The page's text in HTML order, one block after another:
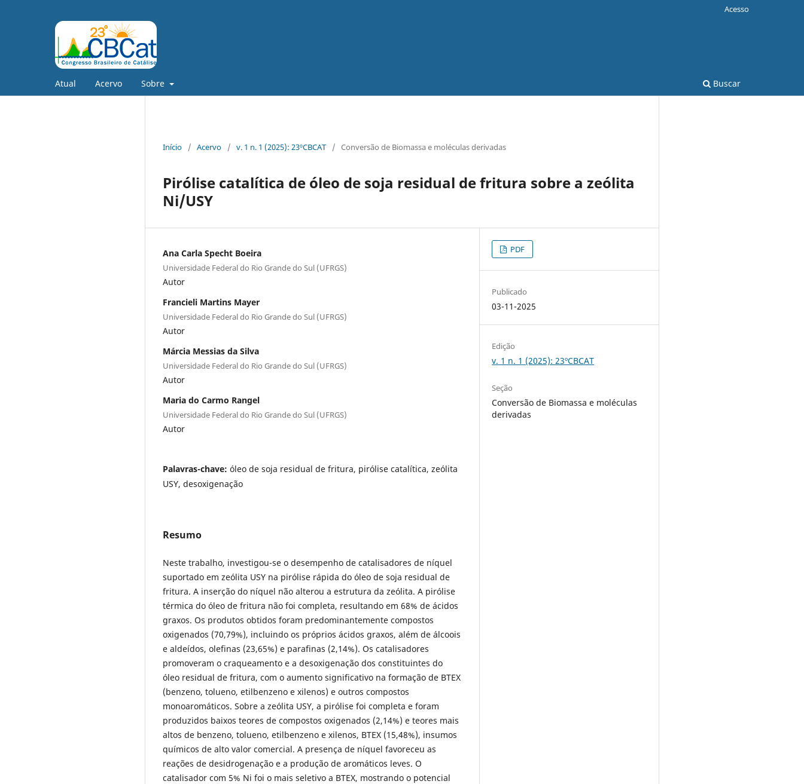
Atual Acervo Sobre Buscar
Acesso
Início / Acervo / v. 1 n. 1 (2025): 23ºCBCAT / Conversão de Biomassa e moléculas derivadas
Pirólise catalítica de óleo de soja residual de fritura sobre a zeólita
Ni/USY
Ana Carla Specht Boeira
Universidade Federal do Rio Grande do Sul (UFRGS)
Autor
Francieli Martins Mayer
Universidade Federal do Rio Grande do Sul (UFRGS)
Autor
Márcia Messias da Silva
Universidade Federal do Rio Grande do Sul (UFRGS)
Autor
Maria do Carmo Rangel
Universidade Federal do Rio Grande do Sul (UFRGS)
Autor
Palavras-chave: óleo de soja residual de fritura, pirólise catalítica, zeólita
USY, desoxigenação
Resumo
Neste trabalho, investigou-se o desempenho de catalisadores de níquel
suportado em zeólita USY na pirólise rápida do óleo de soja residual de
fritura. A inserção do níquel não alterou a estrutura da zeólita. A pirólise
térmica do óleo de fritura não foi completa, resultando em 68% de ácidos
graxos. Os produtos obtidos foram predominantemente compostos
oxigenados (70,79%), incluindo os próprios ácidos graxos, além de álcoois
e aldeídos, olefinas (23,65%) e parafinas (2,14%). Os catalisadores
promoveram o craqueamento e a desoxigenação dos constituintes do
óleo residual de fritura, com o aumento significativo na formação de BTEX
(benzeno, tolueno, etilbenzeno e xilenos) e outros compostos
monoaromáticos. Sobre a zeólita USY, a pirólise foi completa e foram
produzidos baixos teores de compostos oxigenados (2,14%) e teores mais
altos de benzeno, tolueno, etilbenzeno e xilenos, BTEX (15,48%), insumos
químicos de alto valor comercial. A presença de níquel favoreceu as
reações de desidrogenação e a produção de aromáticos leves. O
catalisador com 5% Ni foi o mais seletivo a BTEX, mostrando o potencial
PDF
Publicado
03-11-2025
Edição
v. 1 n. 1 (2025): 23ºCBCAT
Seção
Conversão de Biomassa e moléculas
derivadas